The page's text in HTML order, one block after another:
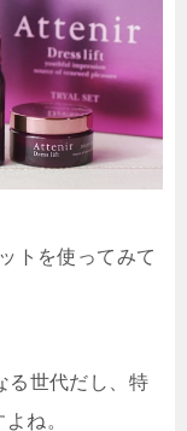
トを使ってみて
る世代だし、特
ね。